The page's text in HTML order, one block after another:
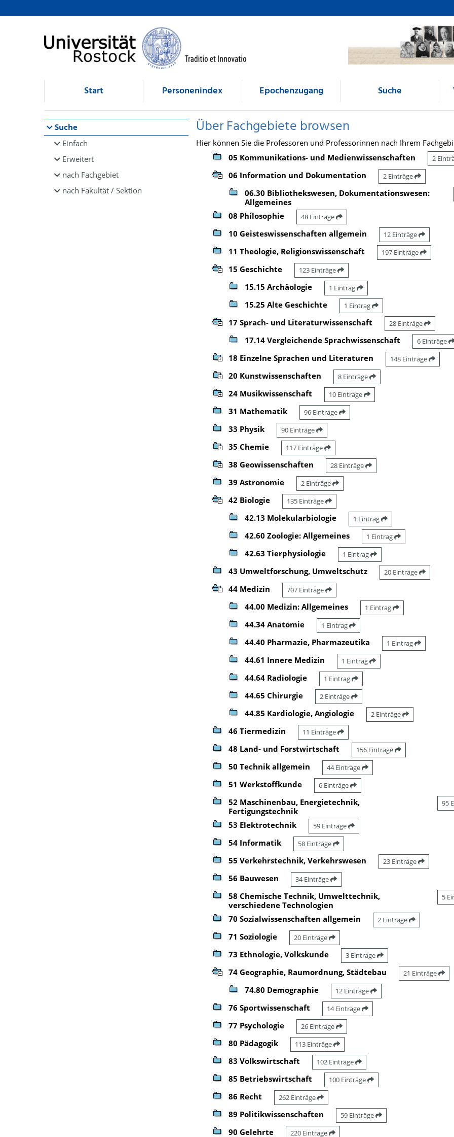
Browsen
direkt zum Inhalt
Start Personenindex Epochenzugang Suche
Suche
Einfach
Erweitert
nach Fachgebiet
nach Fakultät / Sektion
Über Fachgebiete browsen
Hier können Sie die Professoren und Professorinnen nach Ihrem
05 Kommunikations- und Medienwissenschaften
2
06 Information und Dokumentation 2 Einträge
06.30 Bibliothekswesen, Dokumentationswesen:
Allgemeines
08 Philosophie 48 Einträge
10 Geisteswissenschaften allgemein 12 Einträge
11 Theologie, Religionswissenschaft 197 Einträge
15 Geschichte 123 Einträge
15.15 Archäologie 1 Eintrag
15.25 Alte Geschichte 1 Eintrag
17 Sprach- und Literaturwissenschaft 28 Einträge
17.14 Vergleichende Sprachwissenschaft 6 Einträge
18 Einzelne Sprachen und Literaturen 148 Einträge
20 Kunstwissenschaften 8 Einträge
24 Musikwissenschaft 10 Einträge
31 Mathematik 96 Einträge
33 Physik 90 Einträge
35 Chemie 117 Einträge
38 Geowissenschaften 28 Einträge
39 Astronomie 2 Einträge
42 Biologie 135 Einträge
42.13 Molekularbiologie 1 Eintrag
42.60 Zoologie: Allgemeines 1 Eintrag
42.63 Tierphysiologie 1 Eintrag
43 Umweltforschung, Umweltschutz 20 Einträge
44 Medizin 707 Einträge
44.00 Medizin: Allgemeines 1 Eintrag
44.34 Anatomie 1 Eintrag
44.40 Pharmazie, Pharmazeutika 1 Eintrag
44.61 Innere Medizin 1 Eintrag
44.64 Radiologie 1 Eintrag
44.65 Chirurgie 2 Einträge
44.85 Kardiologie, Angiologie 2 Einträge
46 Tiermedizin 11 Einträge
48 Land- und Forstwirtschaft 156 Einträge
50 Technik allgemein 44 Einträge
51 Werkstoffkunde 6 Einträge
52 Maschinenbau, Energietechnik,
Fertigungstechnik
95
53 Elektrotechnik 59 Einträge
54 Informatik 58 Einträge
55 Verkehrstechnik, Verkehrswesen 23 Einträge
56 Bauwesen 34 Einträge
58 Chemische Technik, Umwelttechnik,
verschiedene Technologien
5
70 Sozialwissenschaften allgemein 2 Einträge
71 Soziologie 20 Einträge
73 Ethnologie, Volkskunde 3 Einträge
74 Geographie, Raumordnung, Städtebau 21 Einträge
74.80 Demographie 12 Einträge
76 Sportwissenschaft 14 Einträge
77 Psychologie 26 Einträge
80 Pädagogik 113 Einträge
83 Volkswirtschaft 102 Einträge
85 Betriebswirtschaft 100 Einträge
86 Recht 262 Einträge
89 Politikwissenschaften 59 Einträge
90 Gelehrte 220 Einträge